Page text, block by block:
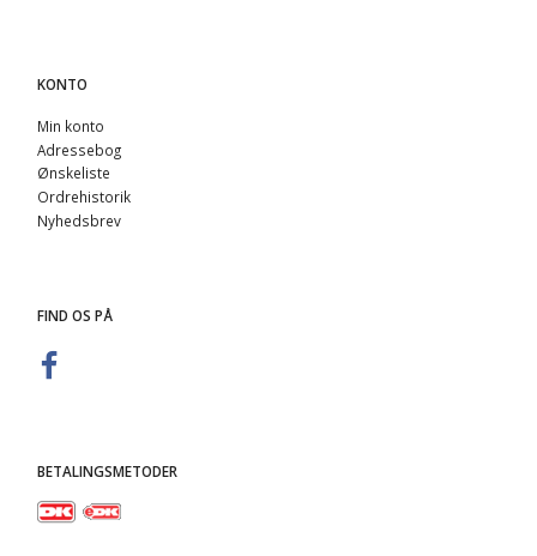
KONTO
Min konto
Adressebog
Ønskeliste
Ordrehistorik
Nyhedsbrev
FIND OS PÅ
BETALINGSMETODER